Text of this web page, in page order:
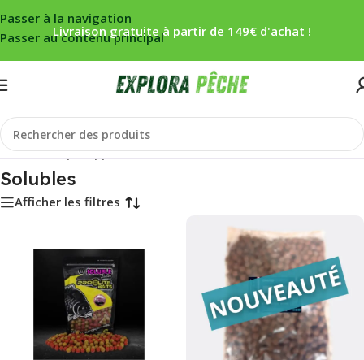
Passer à la navigation
Passer au contenu principal
Livraison gratuite à partir de 149€ d'achat !
Accueil/Carpe/Appâts/Solubles
Solubles
Afficher les filtres